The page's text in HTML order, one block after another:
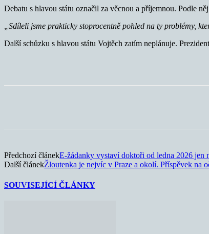
Debatu s hlavou státu označil za věcnou a příjemnou. Podle
„Sdíleli jsme prakticky stoprocentně pohled na ty problémy,
Další schůzku s hlavou státu Vojtěch zatím neplánuje.
Předchozí článekE-žádanky vystaví doktoři od ledna 2026 jen
Další článekŽloutenka je nejvíc v Praze a okolí. Příspěvek na
SOUVISEJÍCÍ ČLÁNKY